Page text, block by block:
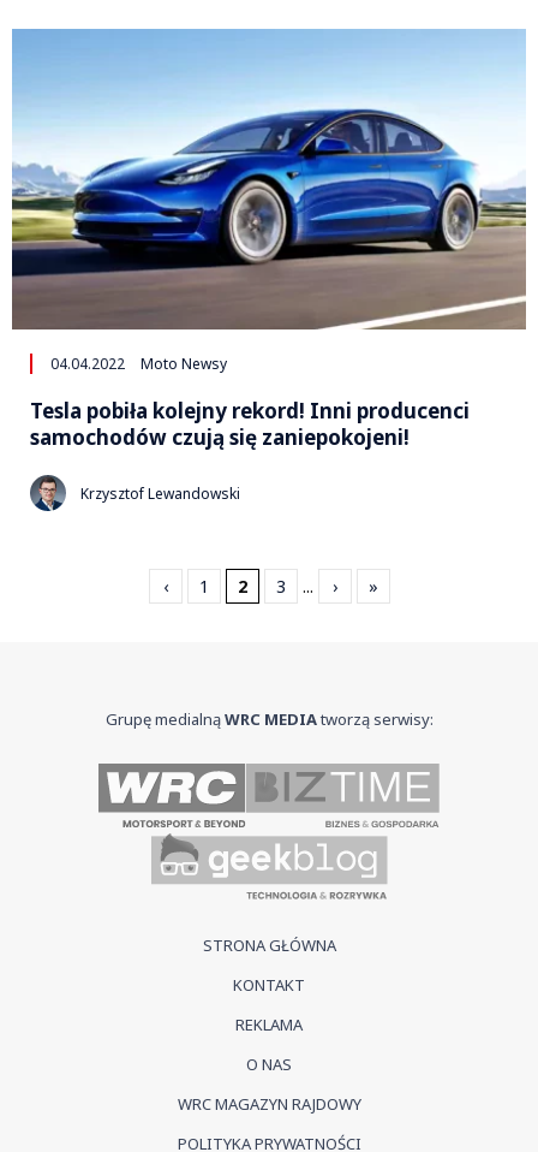
04.04.2022 Moto Newsy
Tesla pobiła kolejny rekord! Inni producenci
samochodów czują się zaniepokojeni!
Krzysztof Lewandowski
‹ 1 2 3 ... › »
Grupę medialnąWRC MEDIAtworzą serwisy:
STRONA GŁÓWNA
KONTAKT
REKLAMA
O NAS
WRC MAGAZYN RAJDOWY
POLITYKA PRYWATNOŚCI